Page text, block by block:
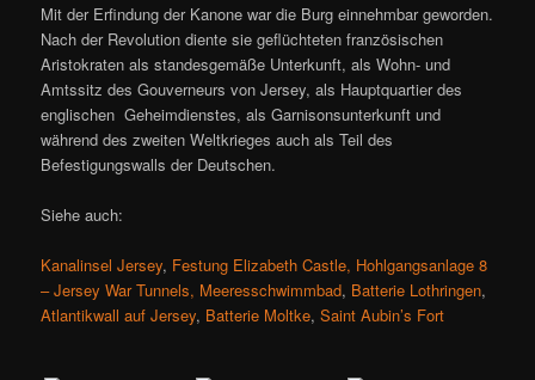
Mit der Erfindung der Kanone war die Burg einnehmbar geworden.
Nach der Revolution diente sie geflüchteten französischen
Aristokraten als standesgemäße Unterkunft, als Wohn- und
Amtssitz des Gouverneurs von Jersey, als Hauptquartier des
englischen Geheimdienstes, als Garnisonsunterkunft und
während des zweiten Weltkrieges auch als Teil des
Befestigungswalls der Deutschen.
Siehe auch:
Kanalinsel Jersey, Festung Elizabeth Castle, Hohlgangsanlage 8
– Jersey War Tunnels, Meeresschwimmbad, Batterie Lothringen,
Atlantikwall auf Jersey, Batterie Moltke,Saint Aubin’s Fort